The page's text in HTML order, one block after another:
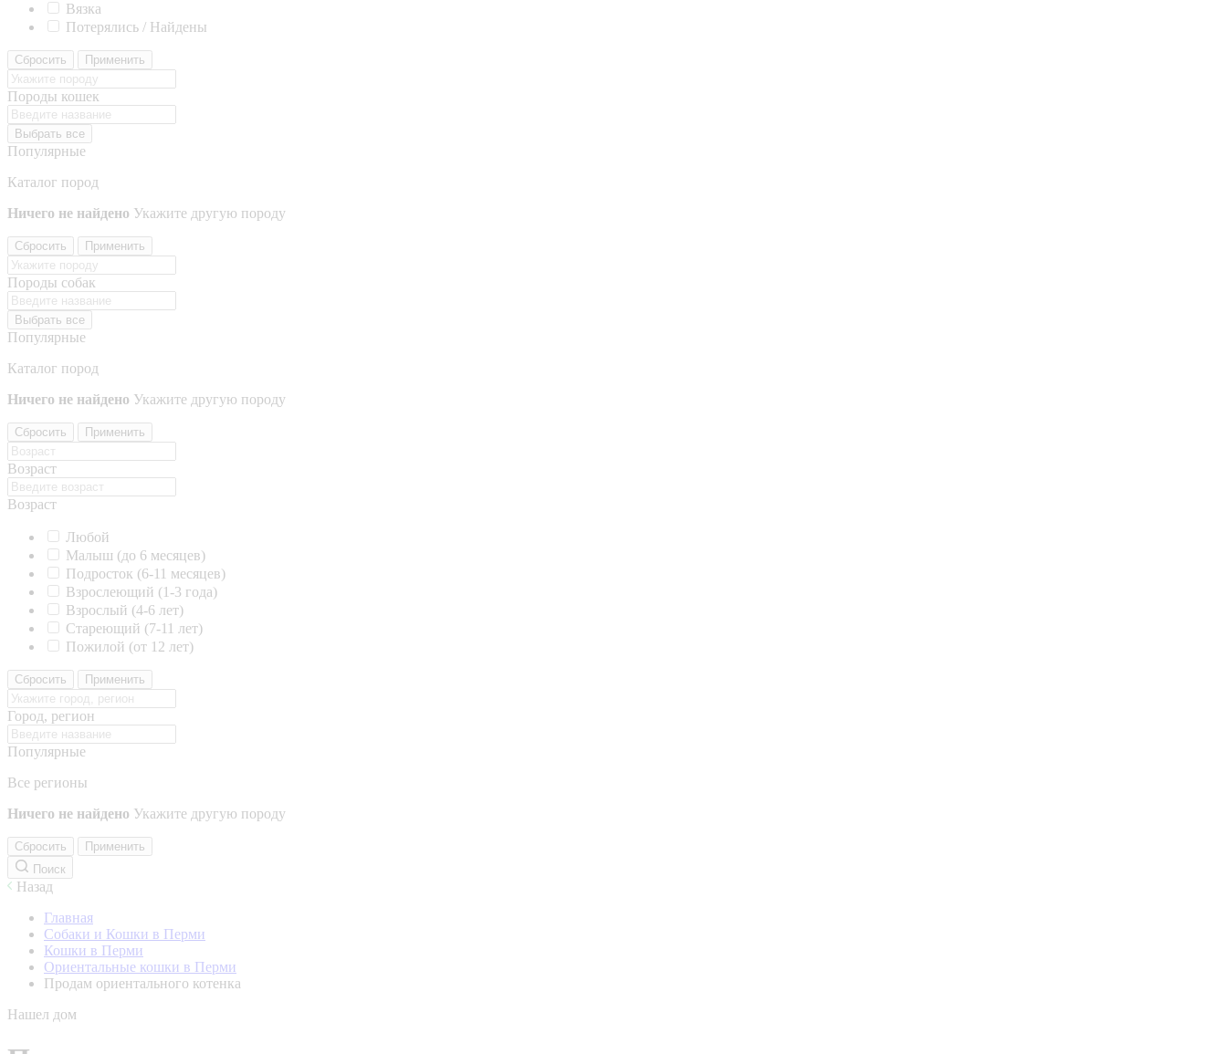
Вязка
Потерялись / Найдены
Сбросить Применить
Породы кошек
Выбрать все
Популярные
Каталог пород
Ничего не найдено Укажите другую породу
Сбросить Применить
Породы собак
Выбрать все
Популярные
Каталог пород
Ничего не найдено Укажите другую породу
Сбросить Применить
Возраст
Возраст
Любой
Малыш (до 6 месяцев)
Подросток (6-11 месяцев)
Взрослеющий (1-3 года)
Взрослый (4-6 лет)
Стареющий (7-11 лет)
Пожилой (от 12 лет)
Сбросить Применить
Город, регион
Популярные
Все регионы
Ничего не найдено Укажите другую породу
Сбросить
Применить
Поиск
Назад
Главная
Собаки и Кошки в Перми
Кошки в Перми
Ориентальные кошки в Перми
Продам ориентального котенка
Нашел дом